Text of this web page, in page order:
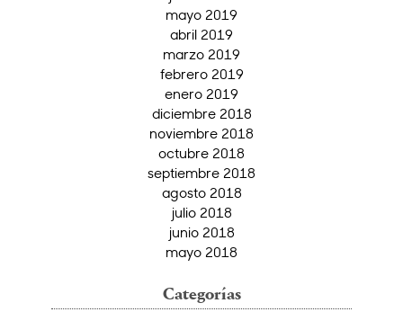
mayo 2019
abril 2019
marzo 2019
febrero 2019
enero 2019
diciembre 2018
noviembre 2018
octubre 2018
septiembre 2018
agosto 2018
julio 2018
junio 2018
mayo 2018
Categorías